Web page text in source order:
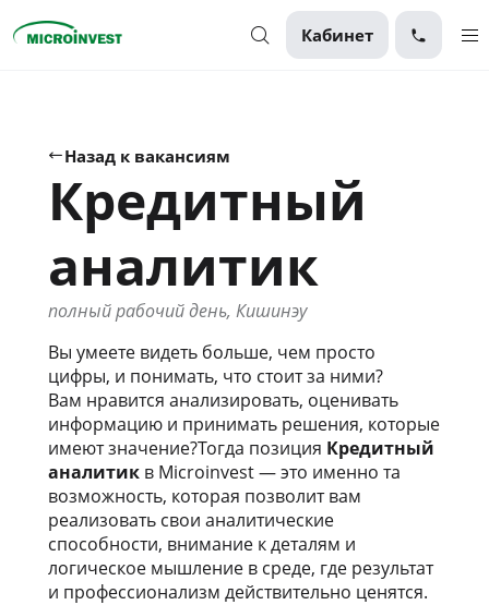
Кабинет
Для бизнеса
О компании
Для клиентов
Назад к вакансиям
Кредитный
аналитик
полный рабочий день, Кишинэу
Вы умеете видеть больше, чем просто
цифры, и понимать, что стоит за ними?
Вам нравится анализировать, оценивать
информацию и принимать решения, которые
имеют значение?Тогда позиция Кредитный
аналитик в Microinvest — это именно та
возможность, которая позволит вам
реализовать свои аналитические
способности, внимание к деталям и
логическое мышление в среде, где результат
и профессионализм действительно ценятся.